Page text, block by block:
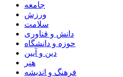
جامعه
ورزش
سلامت
دانش و فناوری
حوزه و دانشگاه
دین و آیین
هنر
فرهنگ و اندیشه